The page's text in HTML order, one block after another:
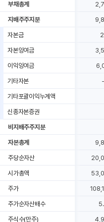
부채총계
지배주주지분
자본금
자본잉여금
이익잉여금
기타자본
기타포괄이익누계액
신종자본증권
비지배주주지분
자본총계
주당순자산
시가총액
주가
주가순자산배수
주식수(만주)